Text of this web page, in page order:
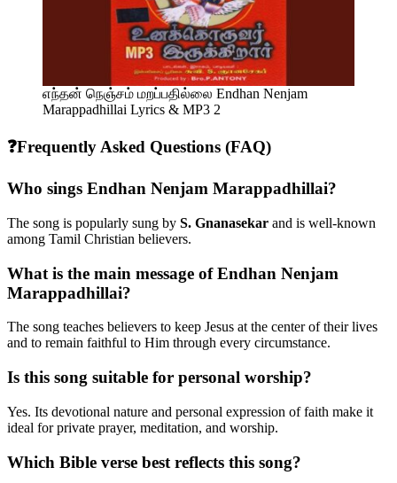
எந்தன் நெஞ்சம் மறப்பதில்லை Endhan Nenjam
Marappadhillai Lyrics & MP3 2
❓Frequently Asked Questions (FAQ)
Who sings Endhan Nenjam Marappadhillai?
The song is popularly sung by S. Gnanasekar and is well-known
among Tamil Christian believers.
What is the main message of Endhan Nenjam
Marappadhillai?
The song teaches believers to keep Jesus at the center of their lives
and to remain faithful to Him through every circumstance.
Is this song suitable for personal worship?
Yes. Its devotional nature and personal expression of faith make it
ideal for private prayer, meditation, and worship.
Which Bible verse best reflects this song?